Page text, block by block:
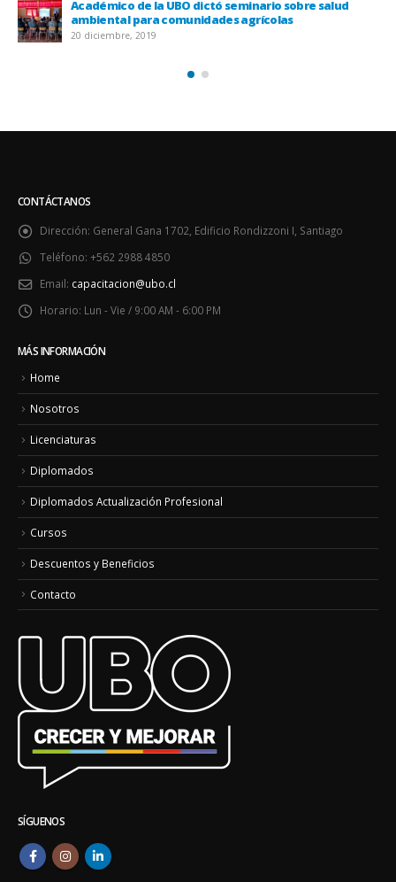
Académico de la UBO dictó seminario sobre salud
ambiental para comunidades agrícolas
20 diciembre, 2019
CONTÁCTANOS
Dirección: General Gana 1702, Edificio Rondizzoni I, Santiago
Teléfono: +562 2988 4850
Email: capacitacion@ubo.cl
Horario: Lun - Vie / 9:00 AM - 6:00 PM
MÁS INFORMACIÓN
Home
Nosotros
Licenciaturas
Diplomados
Diplomados Actualización Profesional
Cursos
Descuentos y Beneficios
Contacto
SÍGUENOS